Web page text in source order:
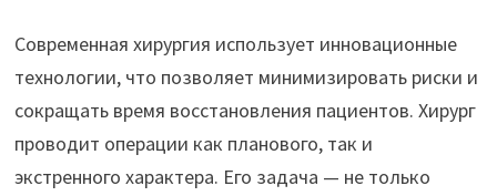
Современная хирургия использует инновационные
технологии, что позволяет минимизировать риски и
сокращать время восстановления пациентов. Хирург
проводит операции как планового, так и
экстренного характера. Его задача — не только